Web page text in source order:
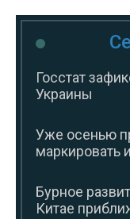
Госстат
Украины
Уже осенью
маркировать
Бурное
Китае